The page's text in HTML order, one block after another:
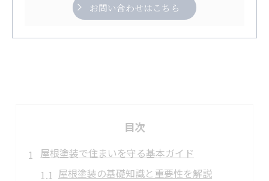
お問い合わせはこちら
目次
屋根塗装で住まいを守る基本ガイド
屋根塗装の基礎知識と重要性を解説